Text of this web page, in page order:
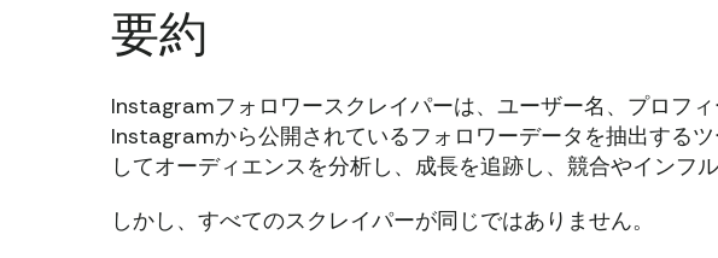
要約
Instagramフォロワースクレイパーは、ユーザー名、プロフィ
Instagramから公開されているフォロワーデータを抽出する
してオーディエンスを分析し、成長を追跡し、競合やインフ
しかし、すべてのスクレイパーが同じではありません。